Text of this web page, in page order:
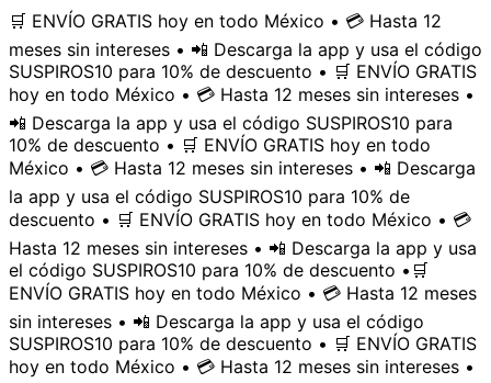
🛒 ENVÍO GRATIS hoy en todo México • 💳 Hasta 12
meses sin intereses • 📲 Descarga la app y usa el código
SUSPIROS10 para 10% de descuento • 🛒 ENVÍO GRATIS
hoy en todo México • 💳 Hasta 12 meses sin intereses •
📲 Descarga la app y usa el código SUSPIROS10 para
10% de descuento • 🛒 ENVÍO GRATIS hoy en todo
México • 💳 Hasta 12 meses sin intereses • 📲 Descarga
la app y usa el código SUSPIROS10 para 10% de
descuento • 🛒 ENVÍO GRATIS hoy en todo México • 💳
Hasta 12 meses sin intereses • 📲 Descarga la app y usa
el código SUSPIROS10 para 10% de descuento • 🛒
ENVÍO GRATIS hoy en todo México • 💳 Hasta 12 meses
sin intereses • 📲 Descarga la app y usa el código
SUSPIROS10 para 10% de descuento • 🛒 ENVÍO GRATIS
hoy en todo México • 💳 Hasta 12 meses sin intereses •